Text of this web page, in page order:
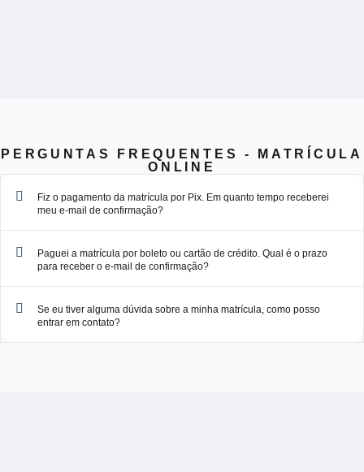
PERGUNTAS FREQUENTES - MATRÍCULA
ONLINE
Fiz o pagamento da matrícula por Pix. Em quanto tempo receberei
meu e-mail de confirmação?
Paguei a matrícula por boleto ou cartão de crédito. Qual é o prazo
para receber o e-mail de confirmação?
Se eu tiver alguma dúvida sobre a minha matrícula, como posso
entrar em contato?